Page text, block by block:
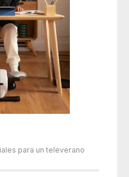
para un televerano